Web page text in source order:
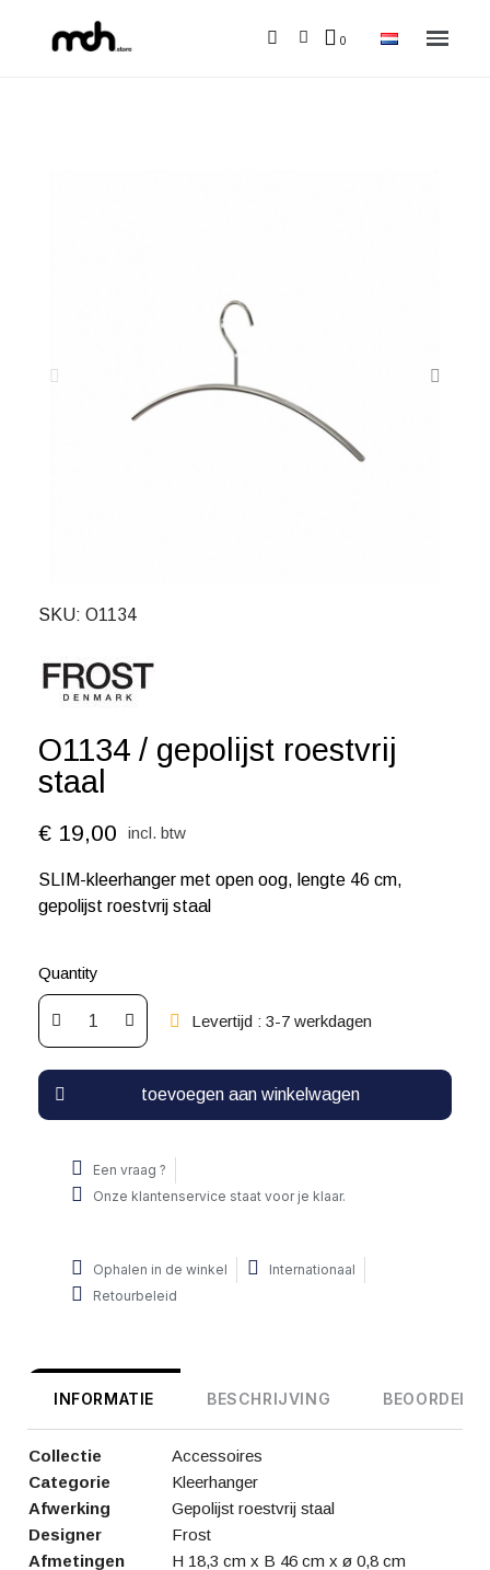
SKU O1134
O1134 / gepolijst roestvrij
staal
€ 19,00 incl. btw
SLIM-kleerhanger met open oog, lengte 46 cm,
gepolijst roestvrij staal
Quantity
Levertijd : 3-7 werkdagen
toevoegen aan winkelwagen
Een vraag ?
Onze klantenservice staat voor je klaar.
Ophalen in de winkel
Internationaal
Retourbeleid
INFORMATIE BESCHRIJVING
Collectie
Accessoires
Categorie
Kleerhanger
Afwerking
Gepolijst roestvrij staal
Designer
Frost
Afmetingen
H 18,3 cm x B 46 cm x ø 0,8 cm